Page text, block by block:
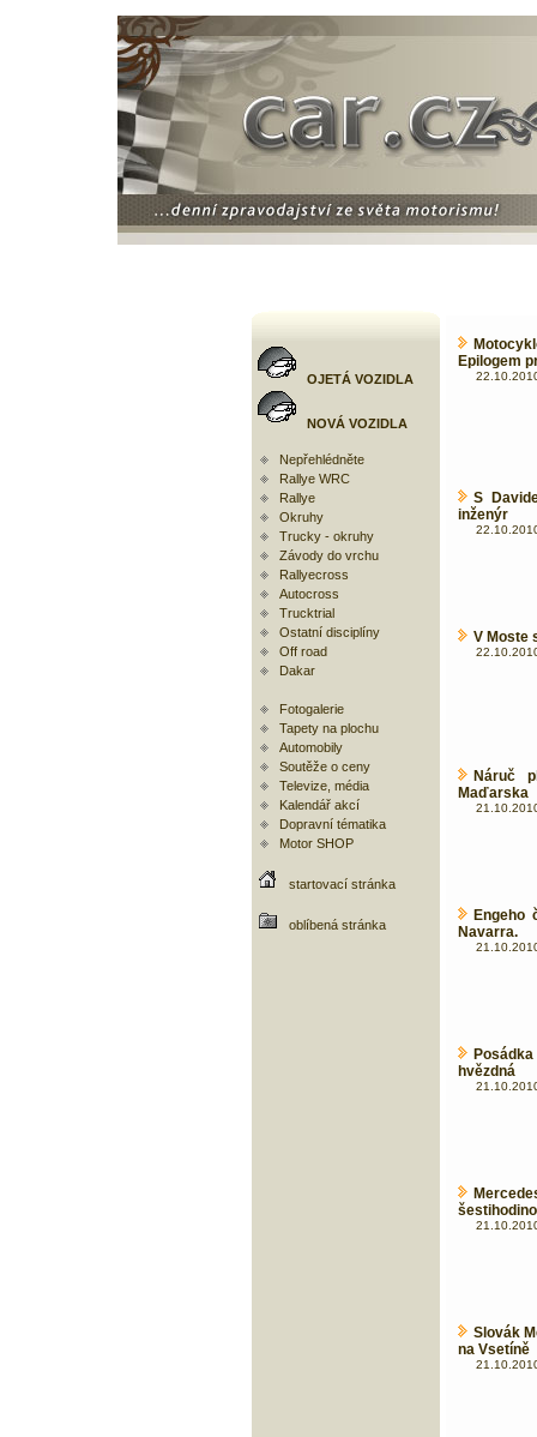
OJETÁ VOZIDLA
NOVÁ VOZIDLA
Nepřehlédněte
Rallye WRC
Rallye
Okruhy
Trucky - okruhy
Závody do vrchu
Rallyecross
Autocross
Trucktrial
Ostatní disciplíny
Off road
Dakar
Fotogalerie
Tapety na plochu
Automobily
Soutěže o ceny
Televize, média
Kalendář akcí
Dopravní tématika
Motor SHOP
startovací stránka
oblíbená stránka
Epilogem
S
inženýr
V Moste
Náruč
Maďarska
Engeho
Navarra.
hvězdná
Slovák
na Vsetíně